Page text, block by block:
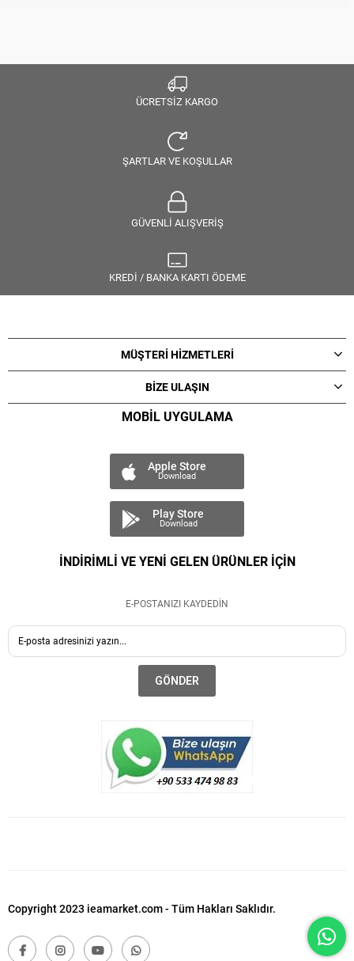
ÜCRETSİZ KARGO
ŞARTLAR VE KOŞULLAR
GÜVENLİ ALIŞVERİŞ
KREDİ / BANKA KARTI ÖDEME
MÜŞTERİ HİZMETLERİ
BİZE ULAŞIN
MOBİL UYGULAMA
Apple Store
Download
Play Store
Download
İNDİRİMLİ VE YENİ GELEN ÜRÜNLER İÇİN
E-POSTANIZI KAYDEDİN
GÖNDER
Copyright 2023 ieamarket.com - Tüm Hakları Saklıdır.